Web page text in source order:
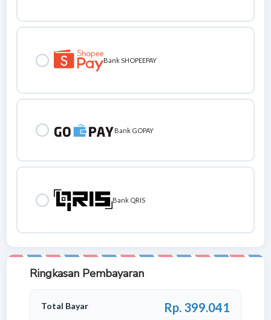
Bank SHOPEEPAY
Bank GOPAY
Bank QRIS
Ringkasan Pembayaran
Total Bayar Rp. 399.041